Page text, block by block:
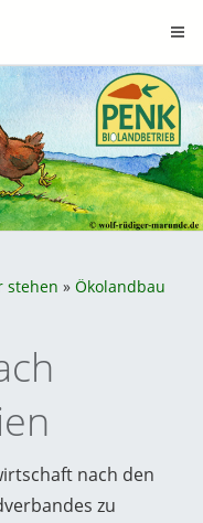
stehen » Ökolandbau
nach den
zu